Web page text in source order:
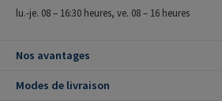
lu.-je. 08 – 16:30 heures, ve. 08 – 16 heures
Nos avantages
Modes de livraison